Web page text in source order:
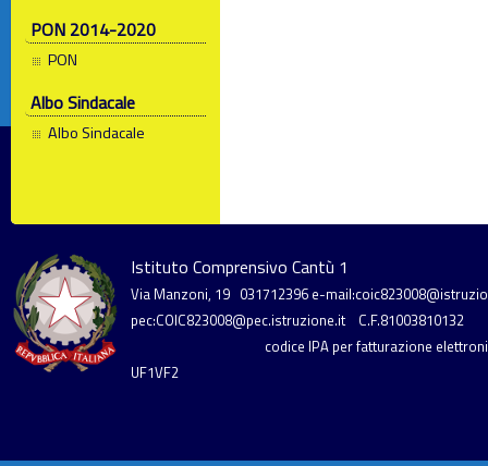
PON 2014-2020
PON
Albo Sindacale
Albo Sindacale
Istituto Comprensivo Cantù 1
Via Manzoni, 19 031712396 e-
pec:COIC823008@pec.istruzione.it
C.F.81003810132
codice IPA per fatturazione
UF1VF2